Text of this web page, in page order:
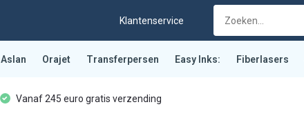
Klantenservice
Aslan Orajet Transferpersen Easy Inks: Fiberlasers
Vanaf 245 euro gratis verzending